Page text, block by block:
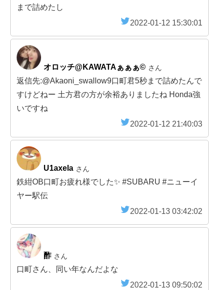
まで詰めたし
2022-01-12 15:30:01
オロッチ@KAWATAぁぁぁ©︎ さん
返信先:@Akaoni_swallow9口町君5秒まで詰めたんで
すけどねー 土方君の方が余裕ありましたね Honda強
いですね
2022-01-12 21:40:03
U1axela さん
鉄紺OB口町お疲れ様でした✨ #SUBARU #ニューイ
ヤー駅伝
2022-01-13 03:42:02
酢 さん
口町さん、同い年なんだよな
2022-01-13 09:50:02